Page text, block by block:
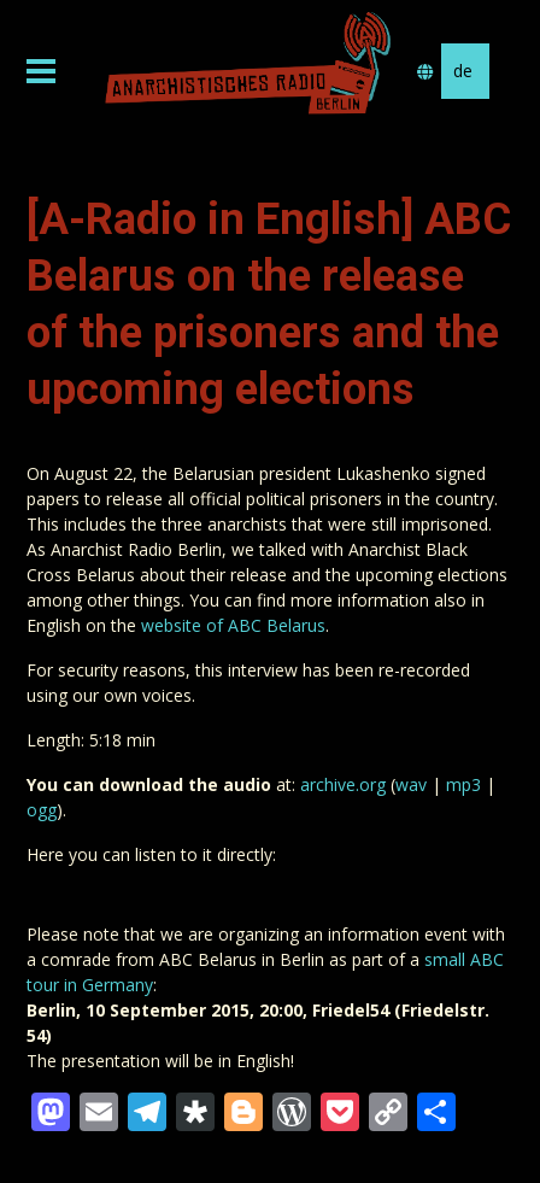
auswählen
[A-Radio in English] ABC
Belarus on the release
of the prisoners and the
upcoming elections
On August 22, the Belarusian president Lukashenko signed
papers to release all official political prisoners in the country.
This includes the three anarchists that were still imprisoned.
As Anarchist Radio Berlin, we talked with Anarchist Black
Cross Belarus about their release and the upcoming elections
among other things. You can find more information also in
English on thewebsite of ABC Belarus.
For security reasons, this interview has been re-recorded
using our own voices.
Length: 5:18 min
You can download the audio at:archive.org (wav |mp3 |
ogg).
Here you can listen to it directly:
Please note that we are organizing an information event with
a comrade from ABC Belarus in Berlin as part of a small ABC
tour in Germany:
Berlin, 10 September 2015, 20:00, Friedel54 (Friedelstr.
54)
The presentation will be in English!
Mastodon
EmailTelegram
Diaspora
Blogger
WordPress
Pocket
Copy